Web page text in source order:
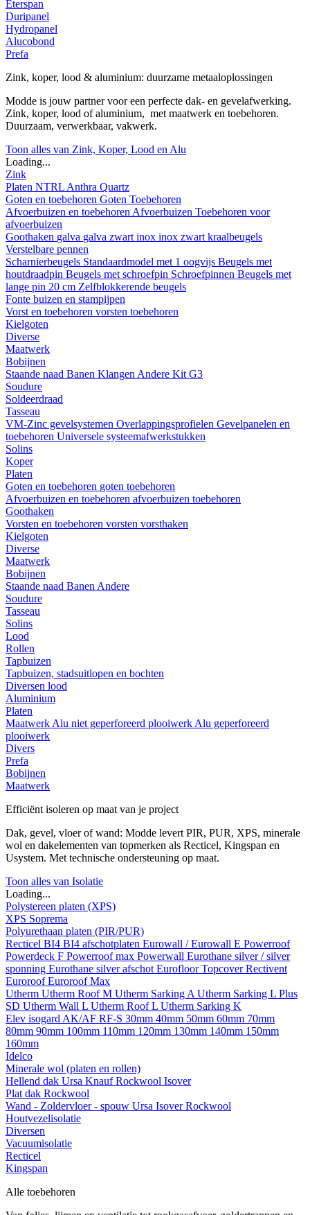
Eterspan
Duripanel
Hydropanel
Alucobond
Prefa
Zink, koper, lood & aluminium: duurzame metaaloplossingen
Modde is jouw partner voor een perfecte dak- en gevelafwerking.
Zink, koper, lood of aluminium, met maatwerk en toebehoren.
Duurzaam, verwerkbaar, vakwerk.
Toon alles van Zink, Koper, Lood en Alu
Loading...
Zink
Platen NTRL Anthra Quartz
Goten en toebehoren Goten Toebehoren
Afvoerbuizen en toebehoren Afvoerbuizen Toebehoren voor
afvoerbuizen
Goothaken galva galva zwart inox inox zwart kraalbeugels
Verstelbare pennen
Scharnierbeugels Standaardmodel met 1 oogvijs Beugels met
houtdraadpin Beugels met schroefpin Schroefpinnen Beugels met
lange pin 20 cm Zelfblokkerende beugels
Fonte buizen en stampijpen
Vorst en toebehoren vorsten toebehoren
Kielgoten
Diverse
Maatwerk
Bobijnen
Staande naad Banen Klangen Andere Kit G3
Soudure
Soldeerdraad
Tasseau
VM-Zinc gevelsystemen Overlappingsprofielen Gevelpanelen en
toebehoren Universele systeemafwerkstukken
Solins
Koper
Platen
Goten en toebehoren goten toebehoren
Afvoerbuizen en toebehoren afvoerbuizen toebehoren
Goothaken
Vorsten en toebehoren vorsten vorsthaken
Kielgoten
Diverse
Maatwerk
Bobijnen
Staande naad Banen Andere
Soudure
Tasseau
Solins
Lood
Rollen
Tapbuizen
Tapbuizen, stadsuitlopen en bochten
Diversen lood
Aluminium
Platen
Maatwerk Alu niet geperforeerd plooiwerk Alu geperforeerd
plooiwerk
Divers
Prefa
Bobijnen
Maatwerk
Efficiënt isoleren op maat van je project
Dak, gevel, vloer of wand: Modde levert PIR, PUR, XPS, minerale
wol en dakelementen van topmerken als Recticel, Kingspan en
Usystem. Met technische ondersteuning op maat.
Toon alles van Isolatie
Loading...
Polystereen platen (XPS)
XPS Soprema
Polyurethaan platen (PIR/PUR)
Recticel BI4 BI4 afschotplaten Eurowall / Eurowall E Powerroof
Powerdeck F Powerroof max Powerwall Eurothane silver / silver
sponning Eurothane silver afschot EurofloorTopcoverRectivent
EuroroofEuroroof Max
Utherm Utherm Roof M Utherm Sarking A Utherm Sarking L Plus
SD Utherm Wall L Utherm Roof L Utherm Sarking K
Elev isogard AK/AF RF-S 30mm 40mm 50mm 60mm 70mm
80mm 90mm 100mm 110mm 120mm 130mm 140mm 150mm
160mm
Idelco
Minerale wol (platen en rollen)
Hellend dak Ursa KnaufRockwool Isover
Plat dak Rockwool
Wand - Zoldervloer - spouw Ursa IsoverRockwool
Houtvezelisolatie
Diversen
Vacuumisolatie
Recticel
Kingspan
Alle toebehoren